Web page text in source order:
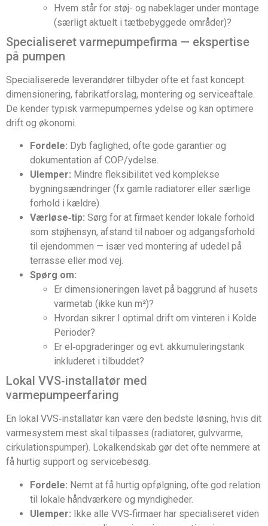
Hvem står for støj- og nabeklager under montage
(særligt aktuelt i tætbebyggede områder)?
Specialiseret varmepumpefirma — ekspertise
på pumpen
Specialiserede leverandører tilbyder ofte et fast koncept:
dimensionering, fabrikatforslag, montering og serviceaftale.
De kender typisk varmepumpernes ydelse og kan optimere
drift og økonomi.
Fordele: Dyb faglighed, ofte gode garantier og
dokumentation af COP/ydelse.
Ulemper: Mindre fleksibilitet ved komplekse
bygningsændringer (fx gamle radiatorer eller særlige
forhold i kældre).
Værløse‑tip: Sørg for at firmaet kender lokale forhold
som støjhensyn, afstand til naboer og adgangsforhold
til ejendommen — især ved montering af udedel på
terrasse eller mod vej.
Spørg om:
Er dimensioneringen lavet på baggrund af husets
varmetab (ikke kun m²)?
Hvordan sikrer I optimal drift om vinteren i Kolde
Perioder?
Er el‑opgraderinger og evt. akkumuleringstank
inkluderet i tilbuddet?
Lokal VVS‑installatør med
varmepumpeerfaring
En lokal VVS‑installatør kan være den bedste løsning, hvis dit
varmesystem mest skal tilpasses (radiatorer, gulvvarme,
cirkulationspumper). Lokalkendskab gør det ofte nemmere at
få hurtig support og servicebesøg.
Fordele: Nemt at få hurtig opfølgning, ofte god relation
til lokale håndværkere og myndigheder.
Ulemper: Ikke alle VVS‑firmaer har specialiseret viden